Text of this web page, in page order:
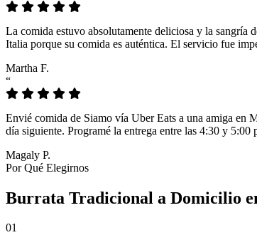
La comida estuvo absolutamente deliciosa y la
Italia porque su comida es auténtica. El servicio fue
Martha F.
“
Envié comida de Siamo vía Uber Eats a una amiga en
día siguiente. Programé la entrega entre las 4:30 y
Magaly P.
Por Qué Elegirnos
Burrata Tradicional a Domicilio
01